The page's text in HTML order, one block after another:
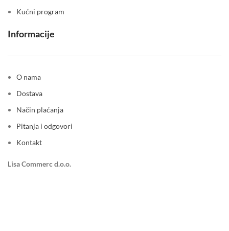
Kućni program
Informacije
O nama
Dostava
Način plaćanja
Pitanja i odgovori
Kontakt
Lisa Commerc d.o.o.